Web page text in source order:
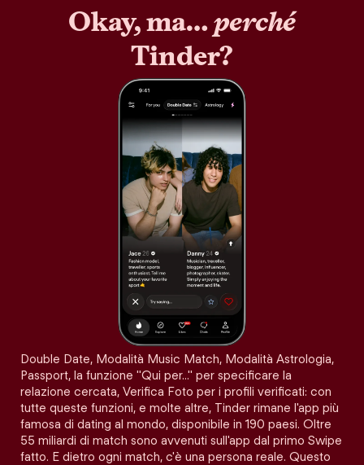
Okay, ma…perché
Tinder?
Double Date, Modalità Music Match, Modalità Astrologia,
Passport, la funzione "Qui per…" per specificare la
relazione cercata, Verifica Foto per i profili verificati: con
tutte queste funzioni, e molte altre, Tinder rimane l'app più
famosa di dating al mondo, disponibile in 190 paesi. Oltre
55 miliardi di match sono avvenuti sull'app dal primo Swipe
fatto. E dietro ogni match, c'è una persona reale. Questo